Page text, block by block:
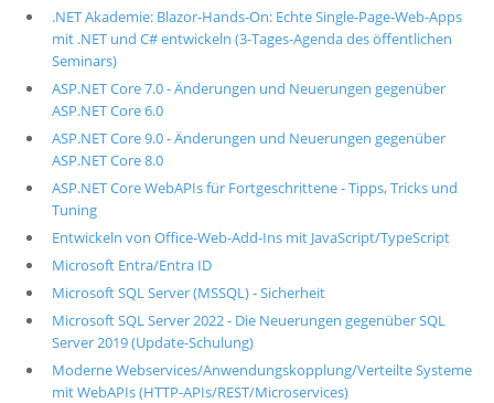
.NET Akademie: Blazor-Hands-On: Echte Single-Page-Web-Apps
mit .NET und C# entwickeln (3-Tages-Agenda des öffentlichen
Seminars)
ASP.NET Core 7.0 - Änderungen und Neuerungen gegenüber
ASP.NET Core 6.0
ASP.NET Core 9.0 - Änderungen und Neuerungen gegenüber
ASP.NET Core 8.0
ASP.NET Core WebAPIs für Fortgeschrittene - Tipps, Tricks und
Tuning
Entwickeln von Office-Web-Add-Ins mit JavaScript/TypeScript
Microsoft Entra/Entra ID
Microsoft SQL Server (MSSQL) - Sicherheit
Microsoft SQL Server 2022 - Die Neuerungen gegenüber SQL
Server 2019 (Update-Schulung)
Moderne Webservices/Anwendungskopplung/Verteilte Systeme
mit WebAPIs (HTTP-APIs/REST/Microservices)